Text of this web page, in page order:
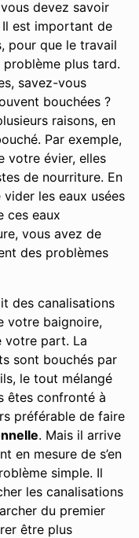
devez savoir
Il est important de
pour que le travail
problème plus tard.
savez-vous
bouchées ?
raisons, en
Par exemple,
votre évier, elles
de nourriture. En
les eaux usées
ces eaux
vous avez de
des problèmes
des canalisations
votre baignoire,
votre part. La
sont bouchés par
le tout mélangé
êtes confronté à
préférable de faire
. Mais il arrive
en mesure de s’en
simple. Il
les canalisations
du premier
être plus